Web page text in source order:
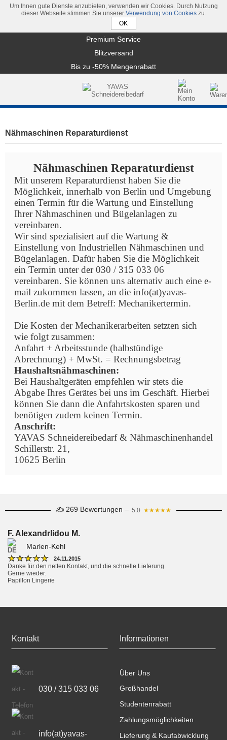
Um Ihnen gute Dienste anzubieten, verwenden wir Cookies. Durch Nutzung
dieser Webseite stimmen Sie unserer Verwendung von Cookieszu.
Premium Service
Blitzversand
Bis zu -50% Mengenrabatt
Nähmaschinen Reparaturdienst
Nähmaschinen Reparaturdienst
Mit unserem Reparaturdienst haben Sie die
Möglichkeit, innerhalb von Berlin und Umgebung
einen Termin für die Wartung und Einstellung
Ihrer Nähmaschinen und Bügelanlagen zu
vereinbaren.
Wir sind spezialisiert auf die Wartung &
Einstellung von Industriellen Nähmaschinen und
Bügelanlagen. Dafür haben Sie die Möglichkeit
ein Termin unter der 030 / 315 033 06
vereinbaren. Sie können uns alternativ auch eine e-
mail zukommen lassen, an die info(at)yavas-
Berlin.de mit dem Betreff: Mechanikertermin.
Die Kosten der Mechanikerarbeiten setzten sich
wie folgt zusammen:
Anfahrt + Arbeitsstunde (halbstündige
Abrechnung) + MwSt. = Rechnungsbetrag
Haushaltsnähmaschinen:
Bei Haushaltgeräten empfehlen wir stets die
Abgabe Ihres Gerätes bei uns im Geschäft. Hierbei
können Sie dann die Anfahrtskosten sparen und
benötigen zudem keinen Termin.
Anschrift:
YAVAS Schneidereibedarf & Nähmaschinenhandel
Schillerstr. 21,
10625 Berlin
✍ 269 Bewertungen – 5.0 ★★★★★
F. AlexandrIidou M.
Marlen-Kehl
★ ★ ★ ★ ★ 24.11.2015
Danke für den netten Kontakt, und die schnelle Lieferung.
Gerne wieder.
Papillon Lingerie
Kontakt
030 / 315 033 06
info(at)yavas-
Informationen
Über Uns
Großhandel
Studentenrabatt
Zahlungsmöglichkeiten
Lieferung & Kaufabwicklung